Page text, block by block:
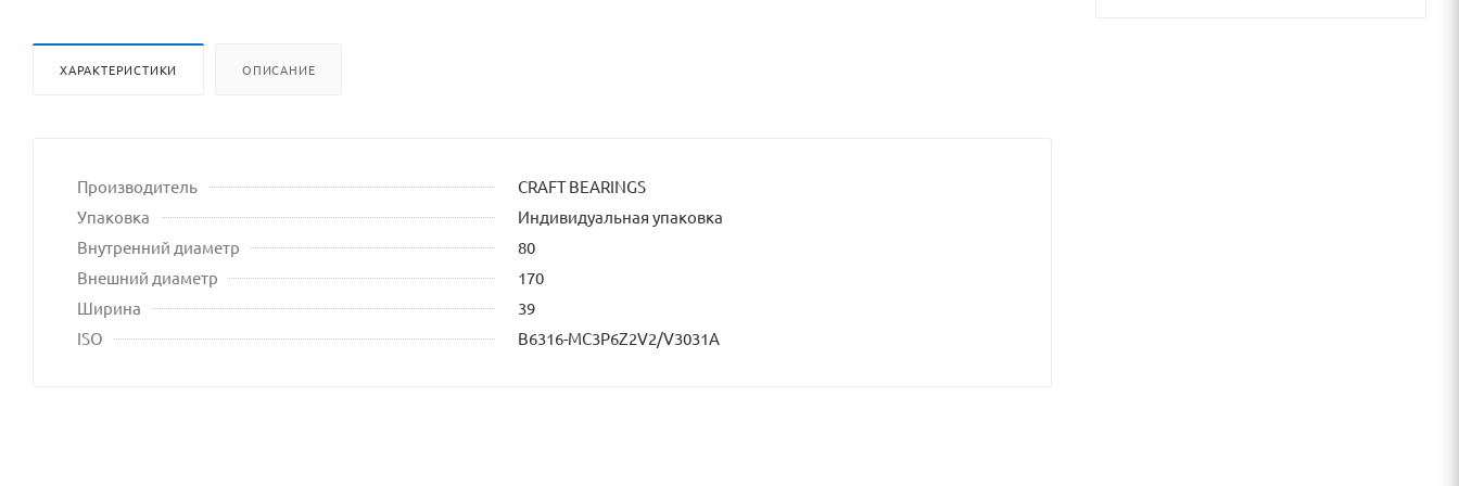
ХАРАКТЕРИСТИКИ ОПИСАНИЕ
Производитель
CRAFT BEARINGS
Упаковка
Индивидуальная упаковка
Внутренний диаметр
80
Внешний диаметр
170
Ширина
39
ISO
B6316-MC3P6Z2V2/V3031A